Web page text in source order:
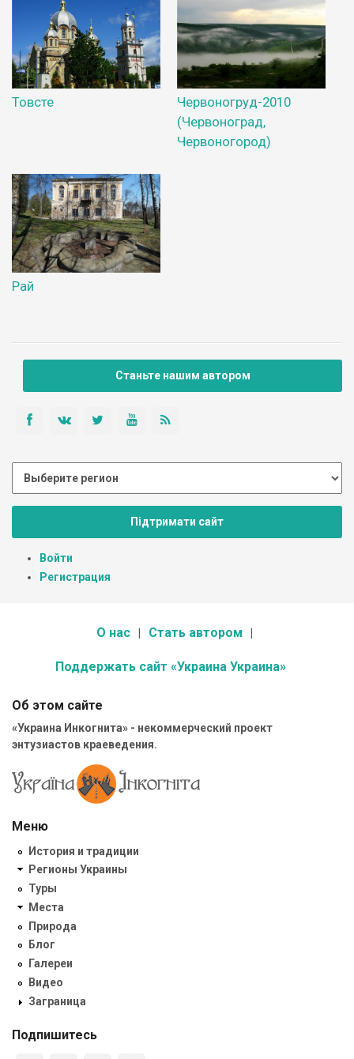
Товсте
Червоногруд-2010
(Червоноград,
Червоногород)
Рай
Станьте нашим автором
Підтримати сайт
Войти
Регистрация
О нас Стать автором
Поддержать сайт «Украина Украина»
Об этом сайте
«Украина Инкогнита» - некоммерческий проект
энтузиастов краеведения.
Меню
История и традиции
Регионы Украины
Туры
Места
Природа
Блог
Галереи
Видео
Заграница
Подпишитесь